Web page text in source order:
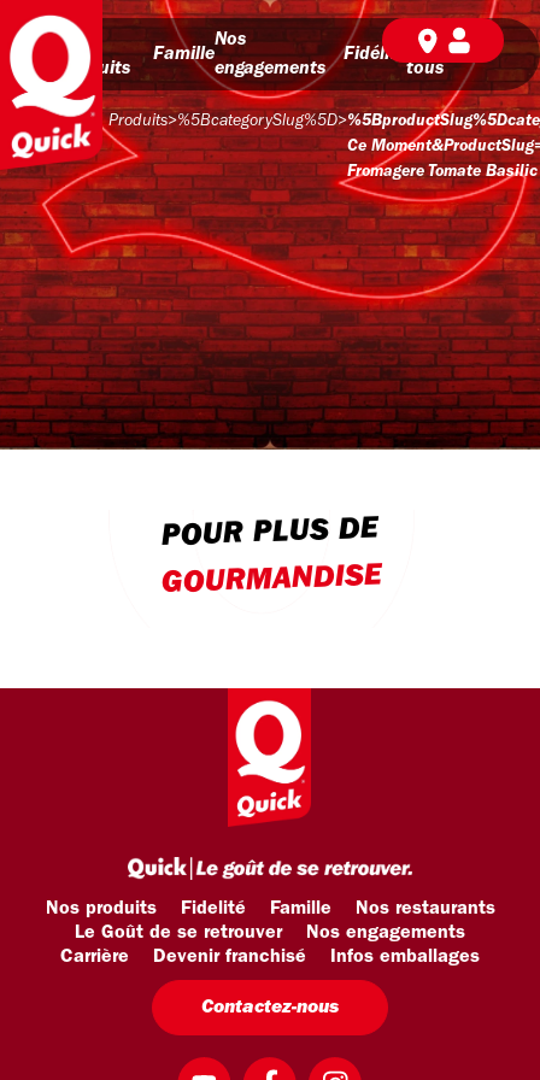
Nos
produits
Famille
Nos
engagements
Fidélité
BD pour
tous
Produits>%5BcategorySlug%5D>
Ce
Fromagere Tomate Basilic
POUR PLUS DE
GOURMANDISE
Nos produits Fidelité Famille
Nos restaurants
Le Goût de se retrouver
Nos engagements
Carrière
Devenir franchisé Infos emballages
Contactez-nous